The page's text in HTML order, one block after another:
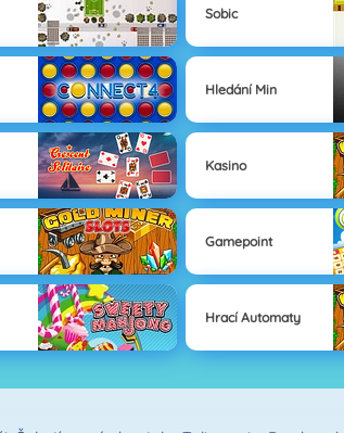
Sobic
Hledání Min
Kasino
Gamepoint
Hrací Automaty